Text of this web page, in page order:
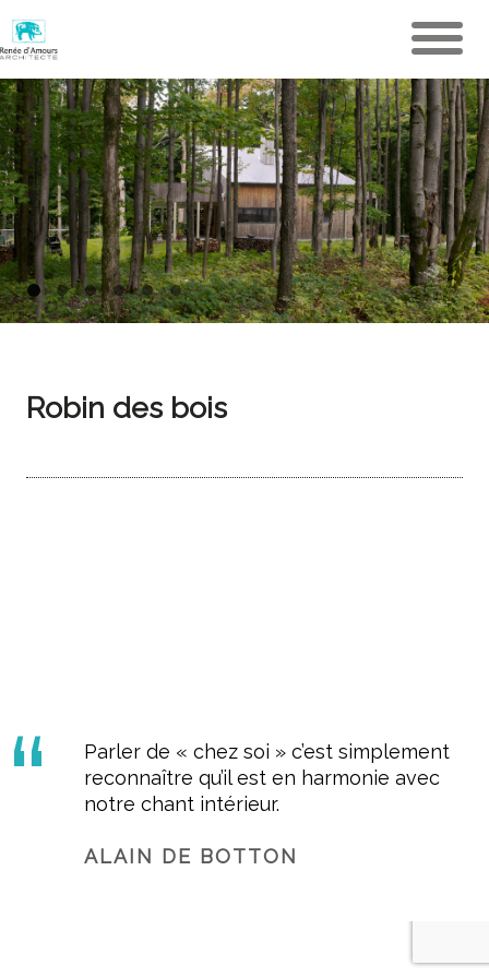
Robin des bois
Parler de « chez soi » c’est simplement
reconnaître qu’il est en harmonie avec
notre chant intérieur.
ALAIN DE BOTTON